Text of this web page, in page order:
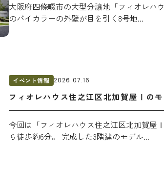
大阪府四條畷市の大型分譲地「フィオレハ
のバイカラーの外壁が目を引く8号地...
イベント情報 2026.07.16
フィオレハウス住之江区北加賀屋Ⅰの
今回は「フィオレハウス住之江区北加賀
ら徒歩約6分。 完成した3階建のモデル...